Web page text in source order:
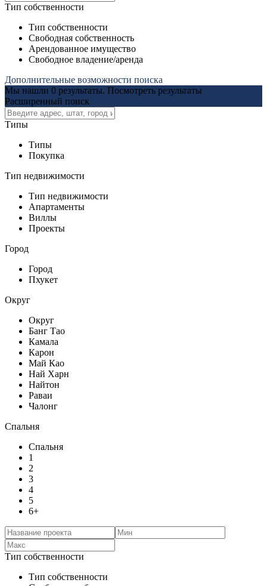
Тип собственности
Тип собственности
Свободная собственность
Арендованное имущество
Свободное владение/аренда
Дополнительные возможности поиска
Мы нашли 0 результаты. Посмотреть результаты
Расширенный поиск
Типы
Типы
Покупка
Тип недвижимости
Тип недвижимости
Апартаменты
Виллы
Проекты
Город
Город
Пхукет
Округ
Округ
Банг Тао
Камала
Карон
Май Као
Най Харн
Найтон
Раваи
Чалонг
Спальня
Спальня
1
2
3
4
5
6+
Тип собственности
Тип собственности